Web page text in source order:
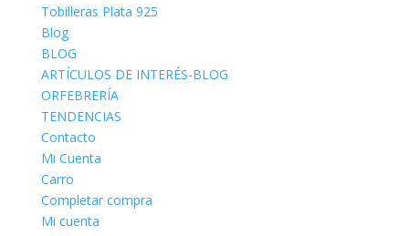
Tobilleras Plata 925
Blog
BLOG
ARTÍCULOS DE INTERÉS-BLOG
ORFEBRERÍA
TENDENCIAS
Contacto
Mi Cuenta
Carro
Completar compra
Mi cuenta